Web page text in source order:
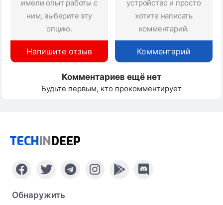
имели опыт работы с
ним, выберите эту
опцию.
Напишите отзыв
устройство и просто
хотите написать
комментарий.
Комментарий
Комментариев ещё нет
Будьте первым, кто прокомментирует
TECHINDEEP
Обнаружить